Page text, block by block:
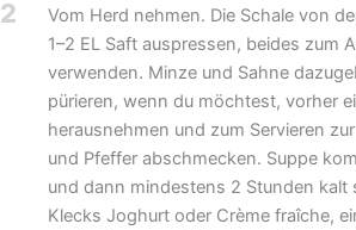
2
Vom Herd nehmen. Die Schale von
1–2 EL Saft auspressen, beides zum
verwenden. Minze und Sahne
pürieren, wenn du möchtest, vorher
herausnehmen und zum Servieren
und Pfeffer abschmecken. Suppe
und dann mindestens 2 Stunden kalt
Klecks Joghurt oder Crème fraîche,